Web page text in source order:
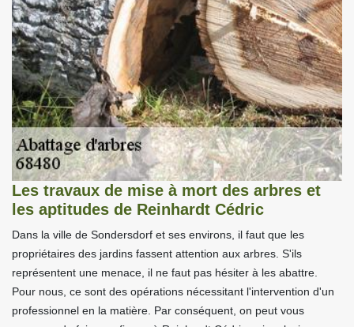
Les travaux de mise à mort des arbres et
les aptitudes de Reinhardt Cédric
Dans la ville de Sondersdorf et ses environs, il faut que les
propriétaires des jardins fassent attention aux arbres. S'ils
représentent une menace, il ne faut pas hésiter à les abattre.
Pour nous, ce sont des opérations nécessitant l'intervention d'un
professionnel en la matière. Par conséquent, on peut vous